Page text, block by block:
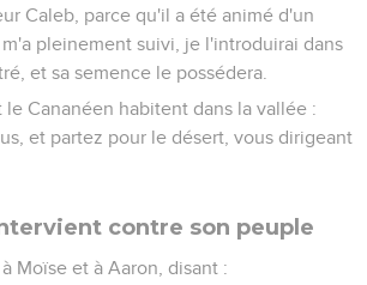
Caleb, parce qu'il a été animé d'un
pleinement suivi, je l'introduirai dans
et sa semence le possédera.
Cananéen habitent dans la vallée :
et partez pour le désert, vous dirigeant
contre son peuple
Moïse et à Aaron, disant :